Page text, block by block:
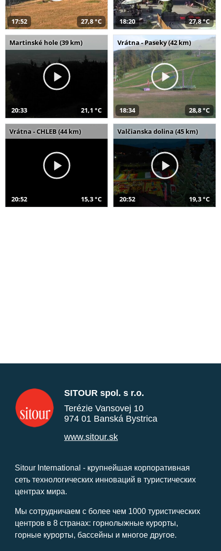
17:52 27,8 °C 18:20 27,8 °C
Martinské hole (39 km)
20:33 21,1 °C
Vrátna - Paseky (42 km)
18:34 28,8 °C
Vrátna - CHLEB (44 km)
20:52 15,3 °C
Valčianska dolina (45 km)
20:52 19,3 °C
SITOUR spol. s r.o.
Terézie Vansovej 10
974 01 Banská Bystrica
www.sitour.sk
Sitour International - крупнейшая корпоративная
сеть технологических инноваций в туристических
центрах мира.
Мы сотрудничаем с более чем 1000 туристических
центров в 8 странах: горнолыжные курорты,
горные курорты, бассейны и многое другое.